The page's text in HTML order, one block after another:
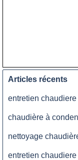
Articles récents
entretien
chaudière à
nettoyage
entretien